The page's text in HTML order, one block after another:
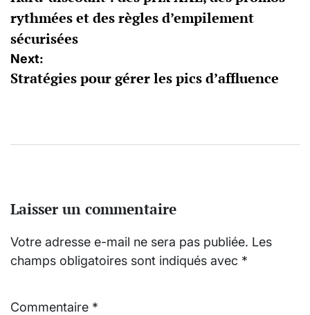
l’article
rythmées et des règles d’empilement
sécurisées
Next:
Stratégies pour gérer les pics d’affluence
Laisser un commentaire
Votre adresse e-mail ne sera pas publiée. Les
champs obligatoires sont indiqués avec *
Commentaire *